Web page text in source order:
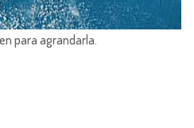
para agrandarla.